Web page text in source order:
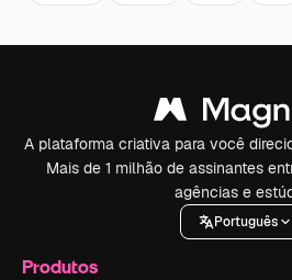
A plataforma criativa para você
Mais de 1 milhão de assinantes
agências e
Português
Produtos